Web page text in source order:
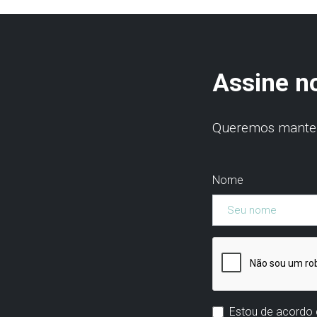
Assine
Queremos
Nome
Estou de